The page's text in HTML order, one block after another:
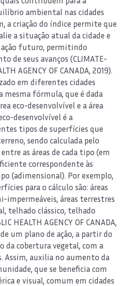
ambiental nas cidades
a criação do índice permite que
a situação atual da cidade e
ação futuro, permitindo
de seus avanços (CLIMATE-
AGENCY OF CANADA, 2019).
em diferentes cidades
mesma fórmula, que é dada
eco-desenvolvível e a área
desenvolvível é a
tipos de superfícies que
sendo calculada pelo
as áreas de cada tipo (em
correspondente às
(adimensional). Por exemplo,
para o cálculo são: áreas
impermeáveis, áreas terrestres
telhado clássico, telhado
HEALTH AGENCY OF CANADA,
um plano de ação, a partir do
da cobertura vegetal, com a
Assim, auxilia no aumento da
que se beneficia com
e visual, comum em cidades